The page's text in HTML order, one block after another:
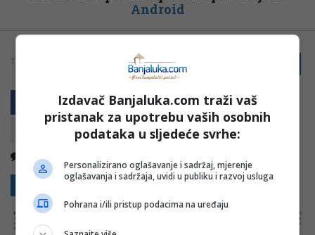
Android
TAGOVI: RITE UGLJEVIK RS
Kopirati
Sakrij sve komentare Prikaži komentare
NAPOMENA:Komentari odražavaju stavove njihovih autora, a ne nužno i stavove internet portala Banjaluka.com. Molimo korisnike da se suzdrže od
vrijeđanja, psovanja i vulgarnog izražavanja. Portal Banjaluka.com zadržava pravo da obriše komentar bez najave i objašnjenja. Zbog velikog broja
komentara Banjaluka.com nije dužan obrisati sve komentare koji krše pravila. Kao čitalac takođe prihvatate mogućnost da među komentarima mogu
biti pronađeni sadržaji koji mogu biti u suprotnosti sa vašim vjerskim, moralnim i drugim načelima i uvjerenjima.
Izdavač Banjaluka.com traži vaš
pristanak za upotrebu vaših osobnih
podataka u sljedeće svrhe:
Personalizirano oglašavanje i sadržaj, mjerenje
oglašavanja i sadržaja, uvidi u publiku i razvoj usluga
Pohrana i/ili pristup podacima na uređaju